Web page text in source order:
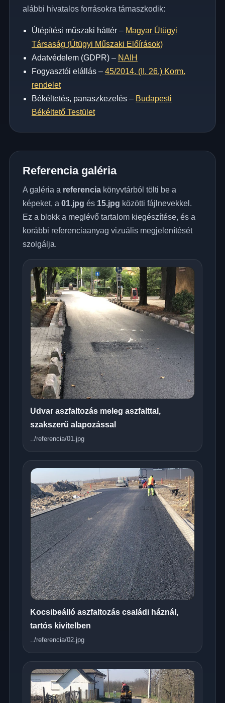
alábbi hivatalos forrásokra támaszkodik:
Útépítési műszaki háttér – Magyar Útügyi
Társaság (Útügyi Műszaki Előírások)
Adatvédelem (GDPR) – NAIH
Fogyasztói elállás – 45/2014. (II. 26.) Korm.
rendelet
Békéltetés, panaszkezelés – Budapesti
Békéltető Testület
Referencia galéria
A galéria a referenciakönyvtárból tölti be a
képeket, a 01.jpg és 15.jpg közötti fájlnevekkel.
Ez a blokk a meglévő tartalom kiegészítése, és a
korábbi referenciaanyag vizuális megjelenítését
szolgálja.
Udvar aszfaltozás meleg aszfalttal,
szakszerű alapozással
../referencia/01.jpg
Kocsibeálló aszfaltozás családi háznál,
tartós kivitelben
../referencia/02.jpg